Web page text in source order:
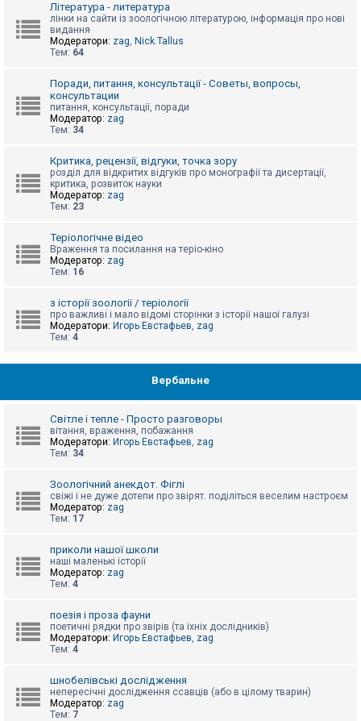
м
о
г
Література - литература
лінки на сайти із зоологічною літературою, інформація про нові
видання
Модератори: zag, Nick.Tallus
Тем: 64
Поради, питання, консультації - Советы, вопросы,
консультации
питання, консультації, поради
Модератор: zag
Тем: 34
Критика, рецензії, відгуки, точка зору
розділ для відкритих відгуків про монографії та дисертації,
критика, розвиток науки
Модератор: zag
Тем: 23
Теріологічне відео
Враження та посилання на теріо-кіно
Модератор: zag
Тем: 16
з історії зоології / теріології
про важливі і мало відомі сторінки з історії нашої галузі
Модератори: Игорь Евстафьев, zag
Тем: 4
Вербальне
Світле і тепле - Просто разговоры
вітання, враження, побажання
Модератори: Игорь Евстафьев, zag
Тем: 34
Зоологічний анекдот. Фіглі
свіжі і не дуже дотепи про звірят. поділіться веселим настроєм
Модератор: zag
Тем: 17
приколи нашої школи
наші маленькі історії
Модератор: zag
Тем: 4
поезія і проза фауни
поетичні рядки про звірів (та їхніх дослідників)
Модератори: Игорь Евстафьев, zag
Тем: 4
шнобелівські дослідження
непересічні дослідження ссавців (або в цілому тварин)
Модератор: zag
Тем: 7